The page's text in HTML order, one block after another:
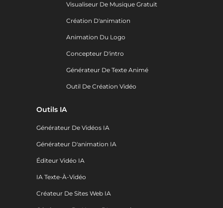
Visualiseur De Musique Gratuit
Création D'animation
Animation Du Logo
Concepteur D'intro
Générateur De Texte Animé
Outil De Création Vidéo
Outils IA
Générateur De Vidéos IA
Générateur D'animation IA
Éditeur Vidéo IA
IA Texte-À-Vidéo
Créateur De Sites Web IA